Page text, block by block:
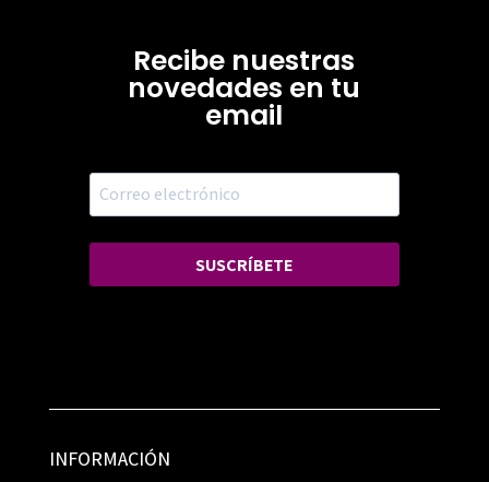
Recibe nuestras
novedades en tu
email
SUSCRÍBETE
INFORMACIÓN